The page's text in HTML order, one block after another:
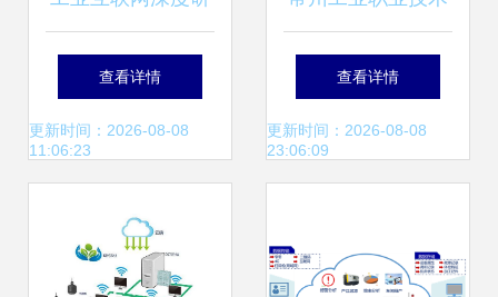
究与投资策略 5G
的下一个上甘岭
查看详情
更新时间：2026-08-08
11:06:23
学院 阳光高考之工
业互联网数据服务
查看详情
更新时间：2026-08-08
23:06:09